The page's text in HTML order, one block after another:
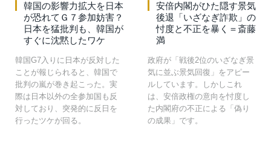
韓国の影響力拡大を日本
が恐れてＧ７参加妨害？
日本を猛批判も、韓国が
すぐに沈黙したワケ
韓国G7入りに日本が反対した
ことが報じられると、韓国で
批判の嵐が巻き起こった。実
際は日本以外の全参加国も反
対しており、突発的に反日を
行ったツケが回る。
安倍内閣がひた隠す景気
後退「いざなぎ詐欺」の
忖度と不正を暴く＝斎藤
満
政府が「戦後2位のいざなぎ景
気に並ぶ景気回復」をアピー
ルしています。しかしこれ
は、安倍政権の意向を忖度し
た内閣府の不正による「偽り
の成果」です。